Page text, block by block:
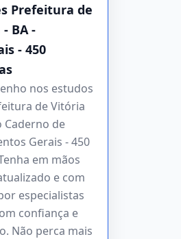
Prefeitura de
BA -
- 450
nos estudos
de Vitória
Caderno de
Gerais - 450
em mãos
e com
especialistas
confiança e
Não perca mais